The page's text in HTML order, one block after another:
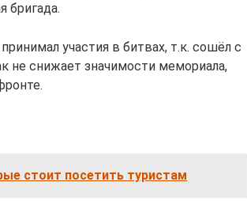
бригада.
участия в битвах, т.к. сошёл с
не снижает значимости мемориала,
стоит посетить туристам